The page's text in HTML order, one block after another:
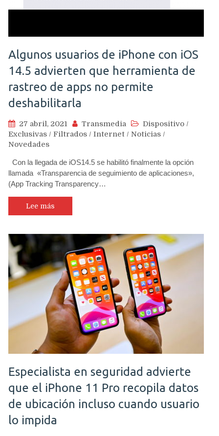
Algunos usuarios de iPhone con iOS
14.5 advierten que herramienta de
rastreo de apps no permite
deshabilitarla
27 abril, 2021 Transmedia Dispositivo /
Exclusivas / Filtrados / Internet / Noticias /
Novedades
Con la llegada de iOS14.5 se habilitó finalmente la opción
llamada «Transparencia de seguimiento de aplicaciones»,
(App Tracking Transparency…
Lee más
Especialista en seguridad advierte
que el iPhone 11 Pro recopila datos
de ubicación incluso cuando usuario
lo impida